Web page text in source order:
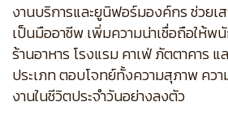
งานบริการและยูนิฟอร์มองค์กร ช่วย
เป็นมืออาชีพ เพิ่มความน่าเชื่อถือให้พ
ร้านอาหาร โรงแรม คาเฟ่ ภัตตาคาร
ประเภท ตอบโจทย์ทั้งความสุภาพ ควา
งานในชีวิตประจำวันอย่างลงตัว